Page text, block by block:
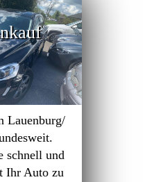
Lauenburg/
schnell und
Ihr Auto zu